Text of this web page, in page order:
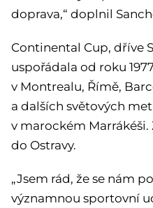
doprava,“ doplnil
Continental Cup, dříve
uspořádala od roku
v Montrealu, Římě,
a dalších světových
v marockém Marrákéši.
do Ostravy.
„Jsem rád, že se nám
významnou sportovní